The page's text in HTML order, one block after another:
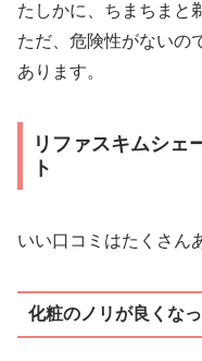
たしかに、ちまちまと
ただ、危険性がないの
あります。
リファスキムシェ
ト
いい口コミはたくさん
化粧のノリが良くな